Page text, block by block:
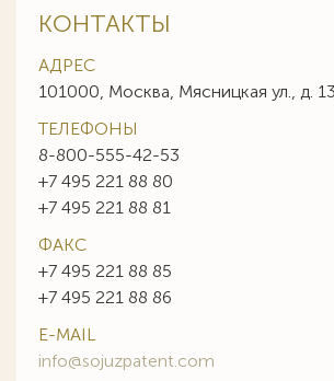
КОНТАКТЫ
АДРЕС
101000, Москва, Мясницкая ул., д.
ТЕЛЕФОНЫ
8-800-555-42-53
+7 495 221 88 80
+7 495 221 88 81
ФАКС
+7 495 221 88 85
+7 495 221 88 86
E-MAIL
info@sojuzpatent.com